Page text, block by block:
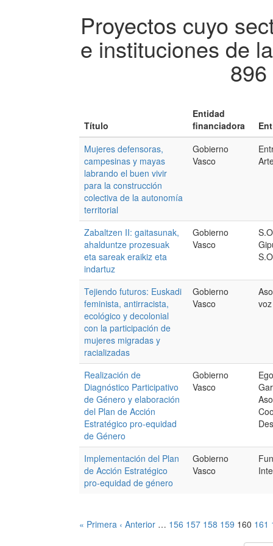
Proyectos cuyo
e instituciones de
Título
Entidad
financiadora
Mujeres defensoras,
campesinas y mayas
labrando el buen vivir
para la construcción
colectiva de la autonomía
territorial
Gobierno
Vasco
Zabaltzen II: gaitasunak,
ahalduntze prozesuak
eta sareak eraikiz eta
indartuz
Gobierno
Vasco
Tejiendo futuros: Euskadi
feminista, antirracista,
ecológico y decolonial
con la participación de
mujeres migradas y
racializadas
Gobierno
Vasco
voz
Realización de
Diagnóstico Participativo
de Género y elaboración
del Plan de Acción
Estratégico pro-equidad
de Género
Gobierno
Vasco
Implementación del Plan
de Acción Estratégico
pro-equidad de género
Gobierno
Vasco
« Primera ‹ Anterior … 156 157 158 159 160 161